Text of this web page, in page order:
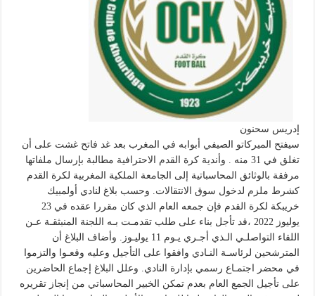
إدريس سحنون
سيفتح الميركاتو الصيفي أبوابه في المغرب بعد غد فاتح غشت على أن
تغلق في 31 منه . وأندية كرة القدم الاحترافية مطالبة بإرسال ملفاتها
مرفقة بالوثائق المحاسباتية إلى الجامعة الملكية المغربية لكرة القدم
كشرط ملزم لدخول سوق الانتقالات. وحسب بلاغ لنادي أولمبيك
خريبكة لكرة القدم فإن جمعه العام الذي كان مقررا عقده في 23
يوليوز 2022 ،قد تأجل بناء على طلب تقدمـت بـه اللجنة المنبثقـة عـن
اللقاء التواصلـي الـذي أجـري يـوم 11 يوليـوز. وأضاف البلاغ أن
المترشحين لرئاسـة النـادي وافقوا على التأجيل وعليه وقعـوا والتزموا
في محضر اجتمـاع رسمي بإدارة النادي. وعلل البلاغ إجماع الحاضرين
على تأجيل الجمع العام بعدم تمكن الخبير المحاسباتي من إنجاز تقريره